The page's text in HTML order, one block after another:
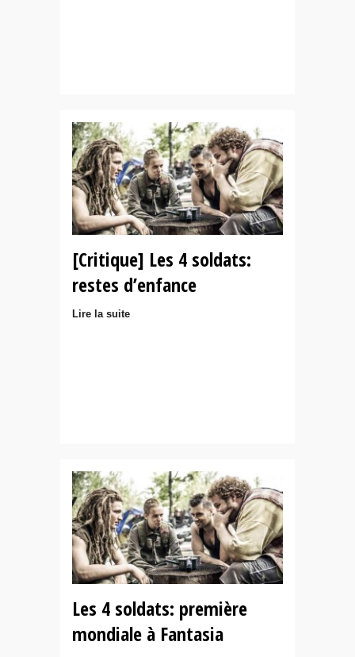
[Critique] Les 4 soldats:
restes d’enfance
Lire la suite
Les 4 soldats: première
mondiale à Fantasia